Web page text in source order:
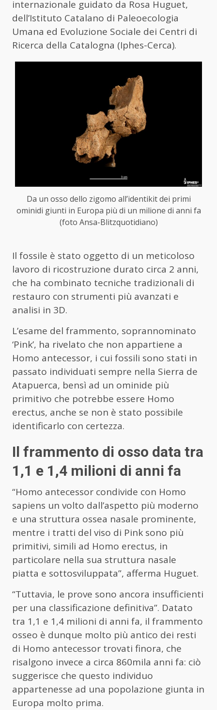
internazionale guidato da Rosa Huguet,
dell’Istituto Catalano di Paleoecologia
Umana ed Evoluzione Sociale dei Centri di
Ricerca della Catalogna (Iphes-Cerca).
Da un osso dello zigomo all’identikit dei primi
ominidi giunti in Europa più di un milione di anni fa
(foto Ansa-Blitzquotidiano)
Il fossile è stato oggetto di un meticoloso
lavoro di ricostruzione durato circa 2 anni,
che ha combinato tecniche tradizionali di
restauro con strumenti più avanzati e
analisi in 3D.
L’esame del frammento, soprannominato
‘Pink’, ha rivelato che non appartiene a
Homo antecessor, i cui fossili sono stati in
passato individuati sempre nella Sierra de
Atapuerca, bensì ad un ominide più
primitivo che potrebbe essere Homo
erectus, anche se non è stato possibile
identificarlo con certezza.
Il frammento di osso data tra
1,1 e 1,4 milioni di anni fa
“Homo antecessor condivide con Homo
sapiens un volto dall’aspetto più moderno
e una struttura ossea nasale prominente,
mentre i tratti del viso di Pink sono più
primitivi, simili ad Homo erectus, in
particolare nella sua struttura nasale
piatta e sottosviluppata”, afferma Huguet.
“Tuttavia, le prove sono ancora insufficienti
per una classificazione definitiva”. Datato
tra 1,1 e 1,4 milioni di anni fa, il frammento
osseo è dunque molto più antico dei resti
di Homo antecessor trovati finora, che
risalgono invece a circa 860mila anni fa: ciò
suggerisce che questo individuo
appartenesse ad una popolazione giunta in
Europa molto prima.